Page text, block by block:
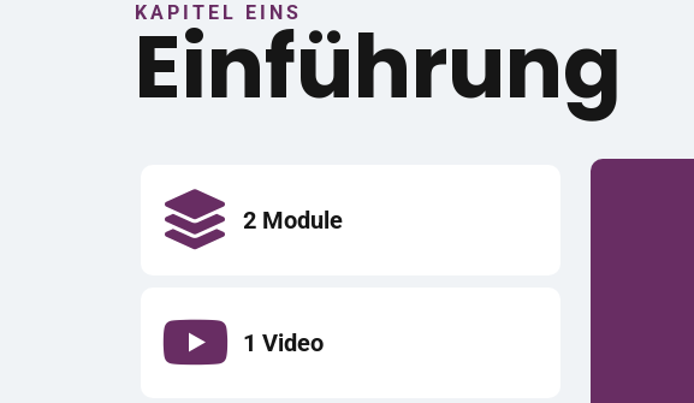
KAPITEL EINS
Einführung
2 Module
1 Video